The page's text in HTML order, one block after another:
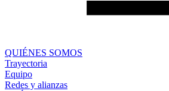
QUIÉNES SOMOS
Trayectoria
Equipo
Redes y alianzas